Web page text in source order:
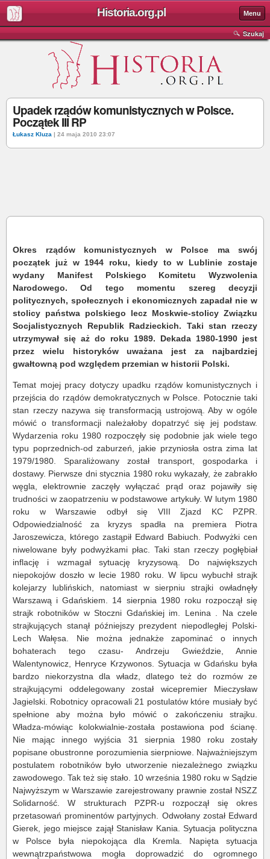
Historia.org.pl Menu
Szukaj
Upadek rządów komunistycznych w Polsce.
Początek III RP
Łukasz Kluza | 24 maja 2010 23:07
Okres rządów komunistycznych w Polsce ma swój
początek już w 1944 roku, kiedy to w Lublinie zostaje
wydany Manifest Polskiego Komitetu Wyzwolenia
Narodowego. Od tego momentu szereg decyzji
politycznych, społecznych i ekonomicznych zapadał nie w
stolicy państwa polskiego lecz Moskwie-stolicy Związku
Socjalistycznych Republik Radzieckich. Taki stan rzeczy
utrzymywał się aż do roku 1989. Dekada 1980-1990 jest
przez wielu historyków uważana jest za najbardziej
gwałtowną pod względem przemian w historii Polski.
Temat mojej pracy dotyczy upadku rządów komunistycznych i
przejścia do rządów demokratycznych w Polsce. Potocznie taki
stan rzeczy nazywa się transformacją ustrojową. Aby w ogóle
mówić o transformacji należałoby dopatrzyć się jej podstaw.
Wydarzenia roku 1980 rozpoczęły się podobnie jak wiele tego
typu poprzednich-od zaburzeń, jakie przyniosła ostra zima lat
1979/1980. Sparaliżowany został transport, gospodarka i
dostawy. Pierwsze dni stycznia 1980 roku wykazały, że zabrakło
węgla, elektrownie zaczęły wyłączać prąd oraz pojawiły się
trudności w zaopatrzeniu w podstawowe artykuły. W lutym 1980
roku w Warszawie odbył się VIII Zjazd KC PZPR.
Odpowiedzialność za kryzys spadła na premiera Piotra
Jaroszewicza, którego zastąpił Edward Babiuch. Podwyżki cen
niwelowane były podwyżkami płac. Taki stan rzeczy pogłębiał
inflację i wzmagał sytuację kryzysową. Do największych
niepokojów doszło w lecie 1980 roku. W lipcu wybuchł strajk
kolejarzy lublińskich, natomiast w sierpniu strajki owładnęły
Warszawą i Gdańskiem. 14 sierpnia 1980 roku rozpoczął się
strajk robotników w Stoczni Gdańskiej im. Lenina . Na czele
strajkujących stanął późniejszy prezydent niepodległej Polski-
Lech Wałęsa. Nie można jednakże zapominać o innych
bohaterach tego czasu- Andrzeju Gwieździe, Annie
Walentynowicz, Henryce Krzywonos. Sytuacja w Gdańsku była
bardzo niekorzystna dla władz, dlatego też do rozmów ze
strajkującymi oddelegowany został wicepremier Mieczysław
Jagielski. Robotnicy opracowali 21 postulatów które musiały być
spełnione aby można było mówić o zakończeniu strajku.
Władza-mówiąc kolokwialnie-została postawiona pod ścianę.
Nie mając innego wyjścia 31 sierpnia 1980 roku zostały
popisane obustronne porozumienia sierpniowe. Najważniejszym
postulatem robotników było utworzenie niezależnego związku
zawodowego. Tak też się stało. 10 września 1980 roku w Sądzie
Najwyższym w Warszawie zarejestrowany prawnie został NSZZ
Solidarność. W strukturach PZPR-u rozpoczął się okres
przetasowań prominentów partyjnych. Odwołany został Edward
Gierek, jego miejsce zajął Stanisław Kania. Sytuacja polityczna
w Polsce była niepokojąca dla Kremla. Napięta sytuacja
wewnątrzpaństwowa mogła doprowadzić do ogromnego